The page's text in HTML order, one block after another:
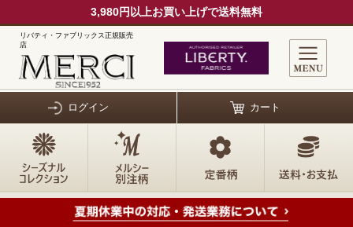
3,980円以上お買い上げで送料無料
リバティ・ファブリックス正規販売
店
ログイン カート